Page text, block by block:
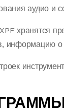
аудио и
хранятся
информацию о